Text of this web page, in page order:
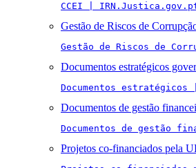
CCEI |
Gestão de Riscos de
Gestão de Riscos de
Documentos estratégicos
Documentos
Documentos de gestão
Documentos de gestão
Projetos co-financiados pela